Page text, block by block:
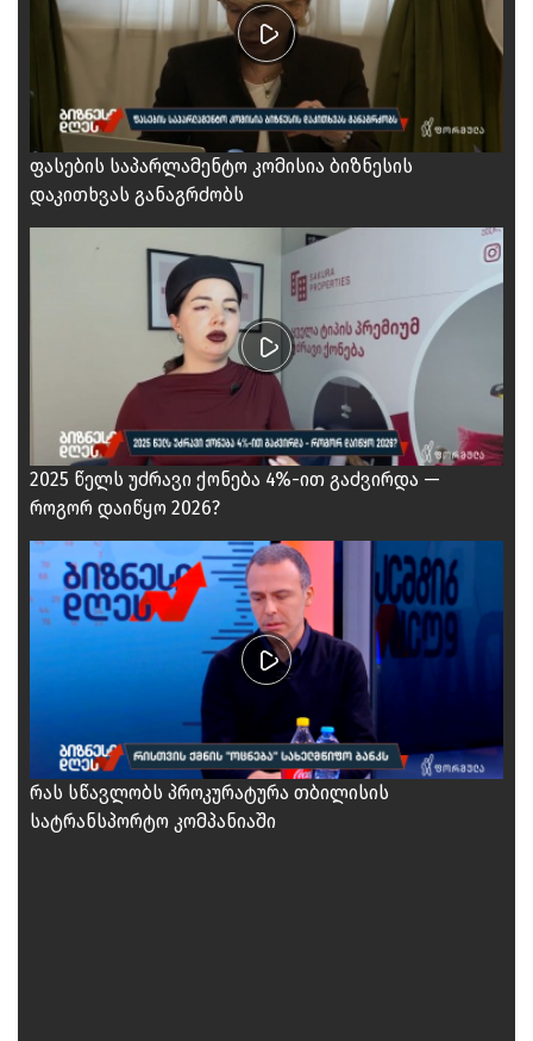
ფასების საპარლამენტო კომისია ბიზნესის
დაკითხვას განაგრძობს
2025 წელს უძრავი ქონება 4%-ით გაძვირდა —
როგორ დაიწყო 2026?
რას სწავლობს პროკურატურა თბილისის
სატრანსპორტო კომპანიაში